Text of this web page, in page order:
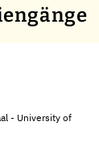
- University of